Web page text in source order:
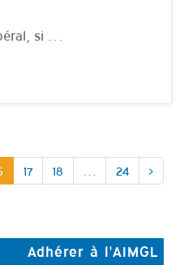
si …
17 18 24
Adhérer à l'AIMGL